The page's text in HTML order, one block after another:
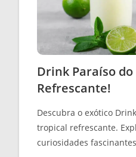
Drink Paraíso do
Refrescante!
Descubra o exótico
tropical refrescante.
curiosidades